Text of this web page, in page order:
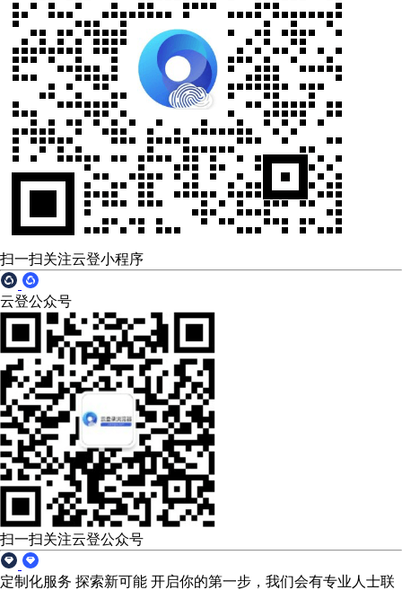
扫一扫关注云登小程序
云登公众号
扫一扫关注云登公众号
定制化服务 探索新可能 开启你的第一步，我们会有专业人士联